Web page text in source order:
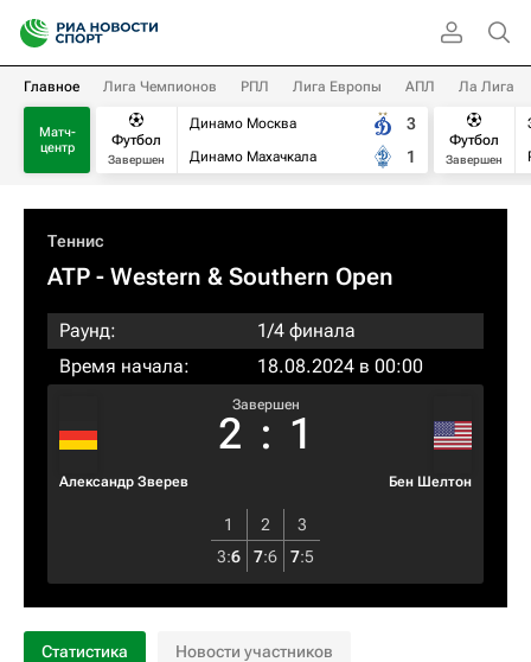
Главное Лига Чемпионов РПЛ Лига Европы АПЛ Ла Лига
Матч-
центр
Футбол
Завершен
Динамо Москва
Динамо Махачкала
3
1
Футбол
Завершен
Теннис
ATP - Western & Southern Open
Раунд:
1/4 финала
Время начала:
18.08.2024 в 00:00
Александр Зверев
Завершен
2 : 1
Бен Шелтон
1 2
3
3:6 7:6 7:5
Статистика Новости участников